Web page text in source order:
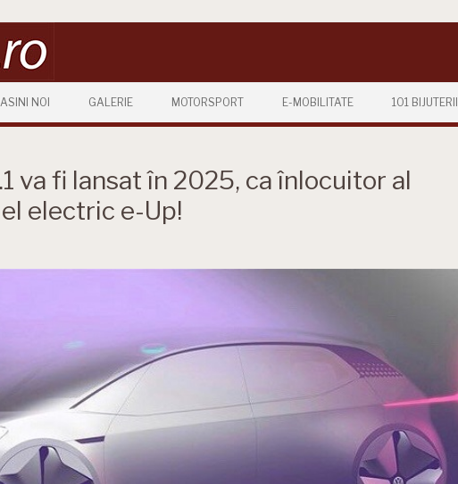
NOI GALERIE MOTORSPORT E-MOBILITATE 101 BIJUTERII
va fi lansat în 2025, ca înlocuitor al
electric e-Up!